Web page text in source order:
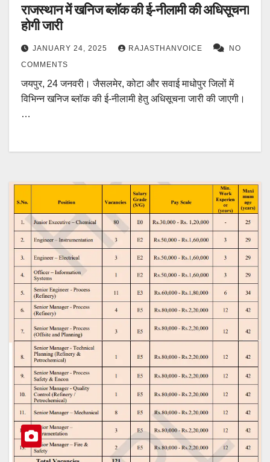
राजस्थान में खनिज ब्लॉक की ई-नीलामी की अधिसूचना
होगी जारी
JANUARY 24, 2025 RAJASTHANVOICE
NO
COMMENTS
जयपुर, 24 जनवरी। जैसलमेर, कोटा और सवाई माधोपुर जिलों में
विभिन्न खनिज ब्लॉक की ई-नीलामी हेतु अधिसूचना जारी की जाएगी।
…